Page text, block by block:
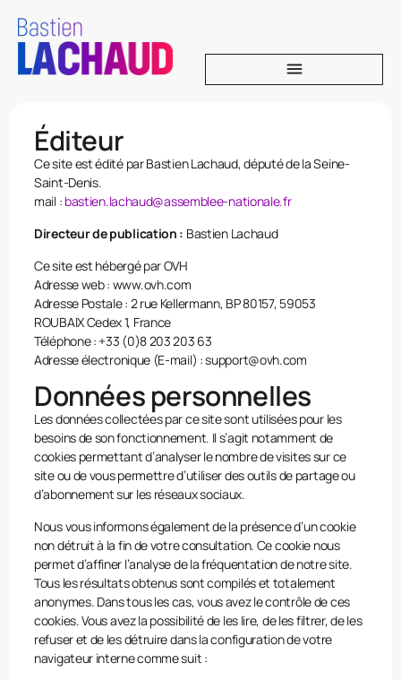
Éditeur
Ce site est édité par Bastien Lachaud, député de la Seine-
Saint-Denis.
mail : bastien.lachaud@assemblee-nationale.fr
Directeur de publication : Bastien Lachaud
Ce site est hébergé par OVH
Adresse web : www.ovh.com
Adresse Postale : 2 rue Kellermann, BP 80157, 59053
ROUBAIX Cedex 1, France
Téléphone : +33 (0)8 203 203 63
Adresse électronique (E-mail) : support@ovh.com
Données personnelles
Les données collectées par ce site sont utilisées pour les
besoins de son fonctionnement. Il s’agit notamment de
cookies permettant d’analyser le nombre de visites sur ce
site ou de vous permettre d’utiliser des outils de partage ou
d’abonnement sur les réseaux sociaux.
Nous vous informons également de la présence d’un cookie
non détruit à la fin de votre consultation. Ce cookie nous
permet d’affiner l’analyse de la fréquentation de notre site.
Tous les résultats obtenus sont compilés et totalement
anonymes. Dans tous les cas, vous avez le contrôle de ces
cookies. Vous avez la possibilité de les lire, de les filtrer, de les
refuser et de les détruire dans la configuration de votre
navigateur interne comme suit :